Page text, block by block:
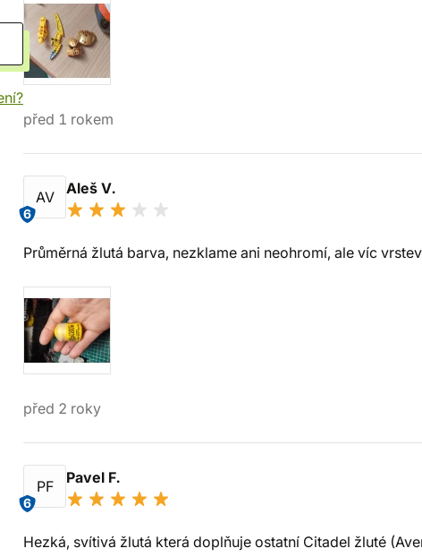
před 1 rokem
AV
6
Aleš V.
Průměrná žlutá barva, nezklame ani neohromí, ale víc
před 2 roky
PF
6
Pavel F.
Hezká, svítivá žlutá která doplňuje ostatní Citadel žluté